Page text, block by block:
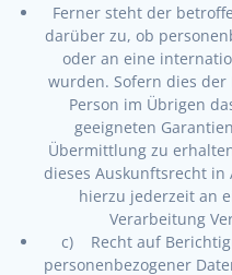
Ferner steht der
darüber zu, ob
oder an eine
wurden. Sofern dies
Person im Übrigen
geeigneten
Übermittlung zu
dieses Auskunftsrecht
hierzu jederzeit an
Verarbeitung
c) Recht auf
personenbezogener